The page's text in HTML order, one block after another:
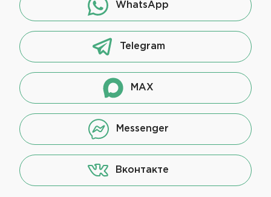
WhatsApp
Telegram
MAX
Messenger
Вконтакте